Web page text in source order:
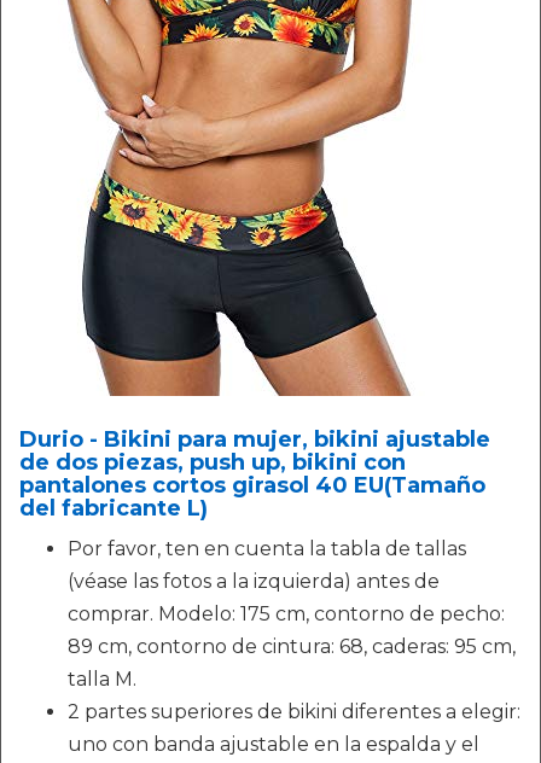
Durio - Bikini para mujer, bikini ajustable
de dos piezas, push up, bikini con
pantalones cortos girasol 40 EU(Tamaño
del fabricante L)
Por favor, ten en cuenta la tabla de tallas
(véase las fotos a la izquierda) antes de
comprar. Modelo: 175 cm, contorno de pecho:
89 cm, contorno de cintura: 68, caderas: 95 cm,
talla M.
2 partes superiores de bikini diferentes a elegir:
uno con banda ajustable en la espalda y el